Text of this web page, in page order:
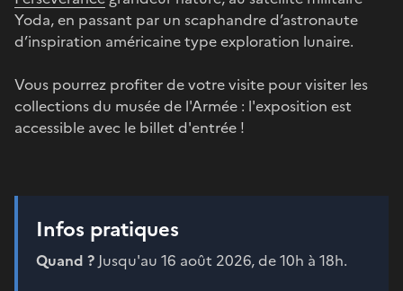
Yoda, en passant par un scaphandre d’astronaute
d’inspiration américaine type exploration lunaire.
Vous pourrez profiter de votre visite pour visiter les
collections du musée de l'Armée : l'exposition est
accessible avec le billet d'entrée !
Infos pratiques
Quand ? Jusqu'au 16 août 2026, de 10h à 18h.